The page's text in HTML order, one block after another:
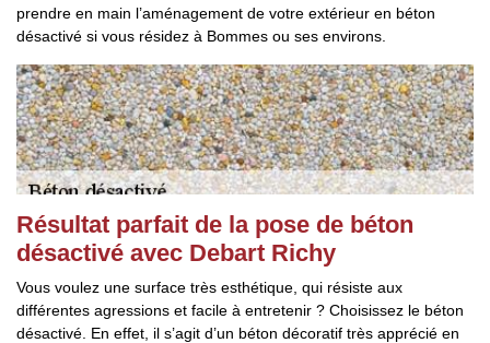
prendre en main l’aménagement de votre extérieur en béton
désactivé si vous résidez à Bommes ou ses environs.
Résultat parfait de la pose de béton
désactivé avec Debart Richy
Vous voulez une surface très esthétique, qui résiste aux
différentes agressions et facile à entretenir ? Choisissez le béton
désactivé. En effet, il s’agit d’un béton décoratif très apprécié en